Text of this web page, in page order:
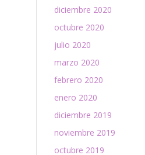
diciembre 2020
octubre 2020
julio 2020
marzo 2020
febrero 2020
enero 2020
diciembre 2019
noviembre 2019
octubre 2019